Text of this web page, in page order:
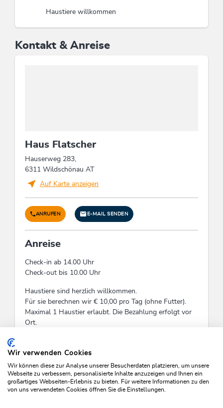
Haustiere willkommen
Kontakt & Anreise
Haus Flatscher
Hauserweg 283,
6311 Wildschönau AT
Auf Karte anzeigen
ANRUFEN E-MAIL SENDEN
Anreise
Check-in ab 14.00 Uhr
Check-out bis 10.00 Uhr
Haustiere sind herzlich willkommen.
Für sie berechnen wir € 10,00 pro Tag (ohne Futter).
Maximal 1 Haustier erlaubt. Die Bezahlung erfolgt vor
Ort.
Check-Out:
09:00 - 11:00
Wir verwenden Cookies
Wir können diese zur Analyse unserer Besucherdaten platzieren, um unsere
Webseite zu verbessern, personalisierte Inhalte anzuzeigen und Ihnen ein
großartiges Webseiten-Erlebnis zu bieten. Für weitere Informationen zu den
von uns verwendeten Cookies öffnen Sie die Einstellungen.